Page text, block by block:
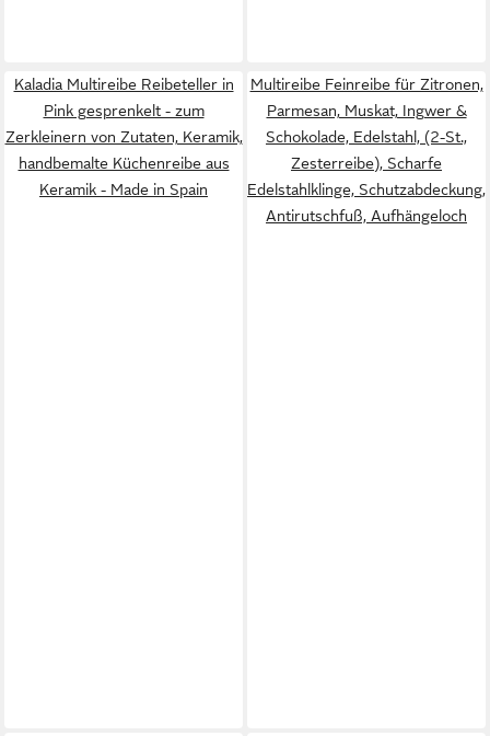
Kaladia Multireibe Reibeteller in
Pink gesprenkelt - zum
Zerkleinern von Zutaten, Keramik,
handbemalte Küchenreibe aus
Keramik - Made in Spain
Multireibe Feinreibe für Zitronen,
Parmesan, Muskat, Ingwer &
Schokolade, Edelstahl, (2-St.,
Zesterreibe), Scharfe
Edelstahlklinge, Schutzabdeckung,
Antirutschfuß, Aufhängeloch